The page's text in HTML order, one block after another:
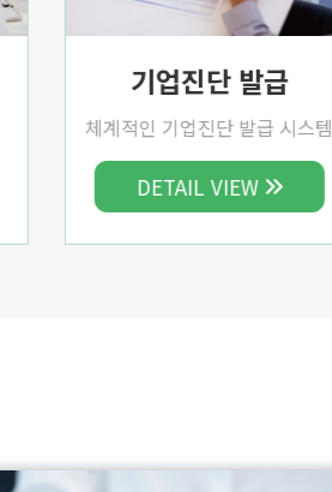
기업진단 발급
체계적인 기업진단 발급 시스템
DETAIL VIEW